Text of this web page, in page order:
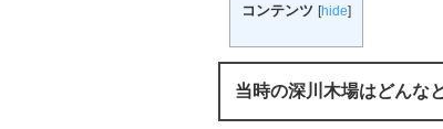
コンテンツ [hide]
当時の深川木場はどんな